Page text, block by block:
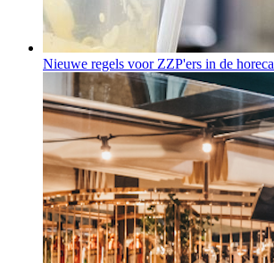
Nieuwe regels voor ZZP'ers in de horeca